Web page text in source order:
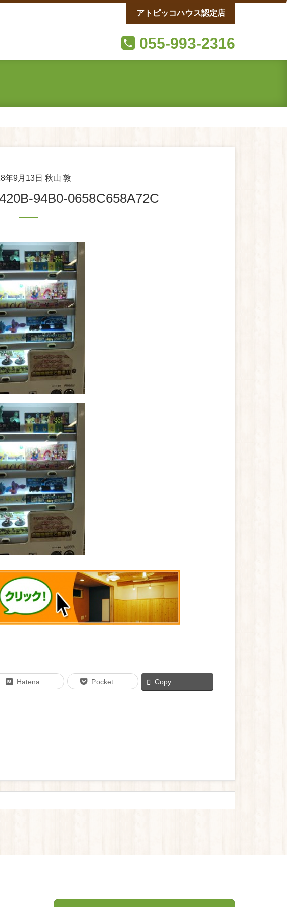
055-993-2316
アトピッコハウス認定店
年9月13日 秋山 敦
94B0-0658C658A72C
Hatena Pocket Copy